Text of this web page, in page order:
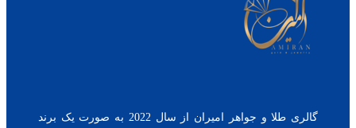
گالری طلا و جواهر امیران از سال 2022 به صورت یک برند